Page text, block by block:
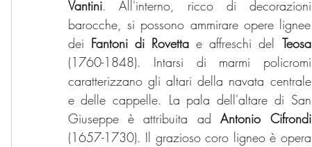
Vantini. All'interno, ricco di decorazioni
barocche, si possono ammirare opere lignee
dei Fantoni di Rovetta e affreschi del Teosa
(1760-1848). Intarsi di marmi policromi
caratterizzano gli altari della navata centrale
e delle cappelle. La pala dell'altare di San
Giuseppe è attribuita ad Antonio Cifrondi
(1657-1730). Il grazioso coro ligneo è opera